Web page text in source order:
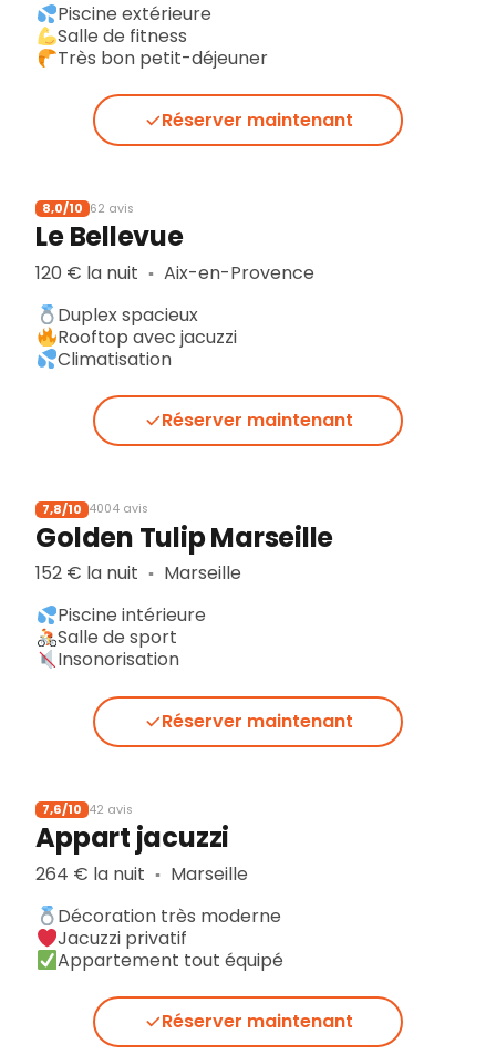
Piscine extérieure
Salle de fitness
Très bon petit-déjeuner
Réserver maintenant
8,0/10 62 avis
Le Bellevue
120 € la nuit ▪︎ Aix-en-Provence
Duplex spacieux
Rooftop avec jacuzzi
Climatisation
Réserver maintenant
7,8/10 4004 avis
Golden Tulip Marseille
152 € la nuit ▪︎ Marseille
Piscine intérieure
Salle de sport
Insonorisation
Réserver maintenant
7,6/10 42 avis
Appart jacuzzi
264 € la nuit ▪︎ Marseille
Décoration très moderne
Jacuzzi privatif
Appartement tout équipé
Réserver maintenant